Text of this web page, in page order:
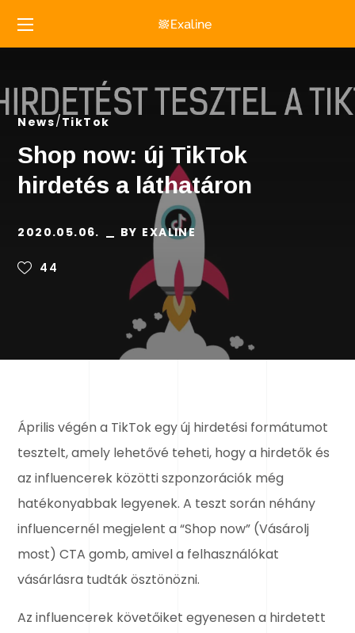
News TikTok
Shop now: új TikTok
hirdetés a láthatáron
2020.05.06. BY EXALINE
44
Április végén a TikTok egy új hirdetési formátumot
tesztelt, amely lehetővé teheti, hogy a hirdetők és
az influencerek közötti szponzorációk még
hatékonyabbak legyenek. A teszt során néhány
influencernél megjelent a “Shop now” (Vásárolj
most) CTA gomb, amivel a felhasználókat
vásárlásra tudták ösztönözni.
Az influencerek követőiket egyenesen a hirdetett